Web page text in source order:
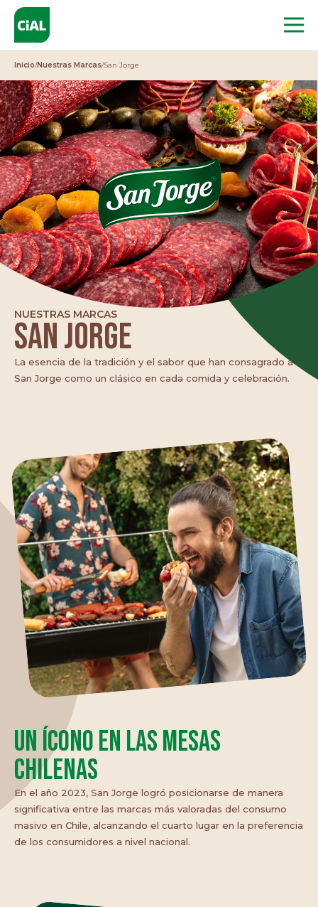
Inicio
quiénes somos
NOSOTROS
HISTORIA
GOBIERNO CORPORATIVO
NUESTRO EQUIPO
NUESTRAS INSTALACIONES
qué nos mueve
Nuestras marcas
Canal de denuncias
Portal de clientes MiCIAL
Proveedores
Recetas
Noticias
Inicio/Nuestras Marcas/San Jorge
NUESTRAS MARCAS
San Jorge
La esencia de la tradición y el sabor que han consagrado a
San Jorge como un clásico en cada comida y celebración.
Un ícono en las mesas
chilenas
En el año 2023, San Jorge logró posicionarse de manera
significativa entre las marcas más valoradas del consumo
masivo en Chile, alcanzando el cuarto lugar en la preferencia
de los consumidores a nivel nacional.